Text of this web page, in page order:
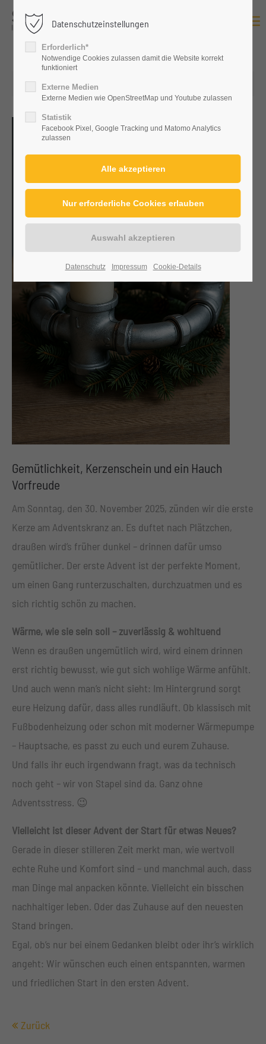
Login
Benutzername
Passwort
Anmelden
Lost your password?
Lorem ipsum dolor sit amet:
24h / 365days
We offer support for our customers
Mon - Fri 8:00am - 5:00pm
(GMT +1)
Get in touch
376-293 City Road, Suite 600
San Francisco, CA 94102
Have any questions?
+44 1234 567 890
Drop us a line
info@yourdomain.com
Lorem ipsum dolor sit amet, consectetuer adipiscing
Aenean commodo ligula eget dolor. Aenean massa.
Cum sociis natoque penatibus et magnis dis parturient
13.11.2025 15:51
Gemütlichkeit, Kerzenschein und ein Hauch
Vorfreude
Am Sonntag, den 30. November 2025, zünden wir die erste
Kerze am Adventskranz an. Es duftet nach Plätzchen,
draußen wird’s früher dunkel – drinnen dafür umso
gemütlicher. Der erste Advent ist der perfekte Moment,
um einen Gang runterzuschalten, durchzuatmen und es
sich richtig schön zu machen.
Wärme, wie sie sein soll – zuverlässig & wohltuend
Wenn es draußen ungemütlich wird, wird einem drinnen
erst richtig bewusst, wie gut sich wohlige Wärme anfühlt.
Und auch wenn man’s nicht sieht: Im Hintergrund sorgt
eure Heizung dafür, dass alles rundläuft. Ob klassisch mit
Fußbodenheizung oder schon mit moderner Wärmepumpe
– Hauptsache, es passt zu euch und eurem Zuhause.
Und falls ihr euch irgendwann fragt, was da technisch
noch geht – wir von Stapel sind da. Ganz ohne
Adventsstress. 😉
Vielleicht ist dieser Advent der Start für etwas Neues?
Gerade in dieser stilleren Zeit merkt man, wie wertvoll
echte Ruhe und Komfort sind – und manchmal auch, dass
man Dinge mal anpacken könnte. Vielleicht ein bisschen
nachhaltiger leben. Oder das Zuhause auf den neuesten
Stand bringen.
Egal, ob’s nur bei einem Gedanken bleibt oder ihr’s wirklich
angeht: Wir wünschen euch einen entspannten, warmen
und friedlichen Start in den ersten Advent.
Zurück
Datenschutzeinstellungen
Erforderlich*
Notwendige Cookies zulassen damit die Website korrekt
funktioniert
Externe Medien
Externe Medien wie OpenStreetMap und Youtube zulassen
Statistik
Facebook Pixel, Google Tracking und Matomo Analytics
zulassen
Datenschutz Impressum Cookie-Details